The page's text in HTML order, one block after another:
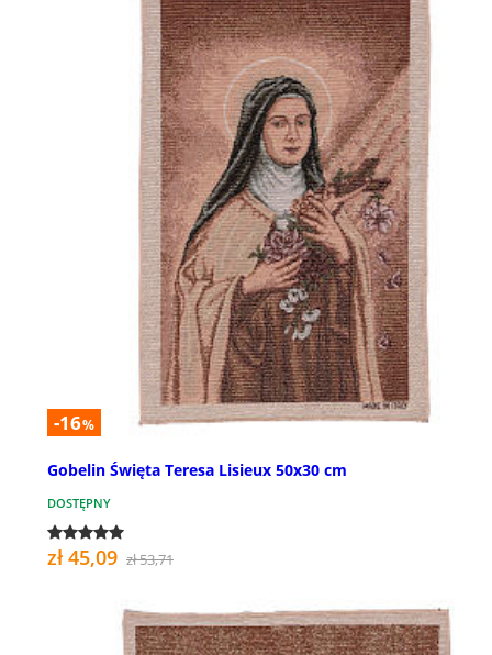
-16%
Gobelin Święta Teresa Lisieux 50x30 cm
DOSTĘPNY
zł 45,09 zł 53,71